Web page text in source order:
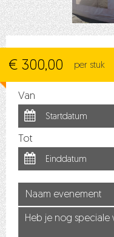
€ 300,00 per stuk
Van
Tot